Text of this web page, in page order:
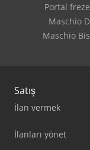
Portal
Maschio
Maschio
Satış
İlan vermek
İlanları yönet